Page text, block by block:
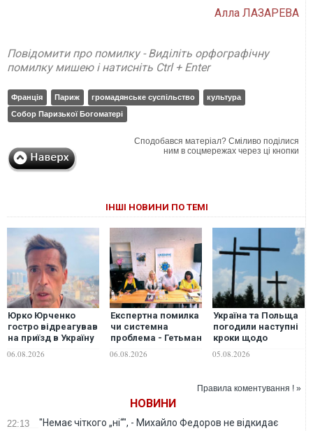
Алла ЛАЗАРЕВА
Повідомити про помилку - Виділіть орфографічну
помилку мишею і натисніть Ctrl + Enter
Франція Париж громадянське суспільство
культура
Собор Паризької Богоматері
Сподобався матеріал? Сміливо поділися
ним в соцмережах через ці кнопки
ІНШІ НОВИНИ ПО ТЕМІ
Юрко Юрченко
гостро відреагував
на приїзд в Україну
лідера російської
групи "Ногу
06.08.2026
Eкспертна помилка
чи системна
проблема - Гетьман
Іван Виговський
поза
06.08.2026
Україна та Польща
погодили наступні
кроки щодо
ексгумацій: у
Львові підбили
домовленостей
05.08.2026
Правила коментування ! »
НОВИНИ
22:13
"Немає чіткого „ні“", - Михайло Федоров не відкидає